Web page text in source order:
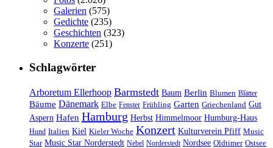
Galerien (575)
Gedichte (235)
Geschichten (323)
Konzerte (251)
Schlagwörter
Arboretum Ellerhoop Barmstedt Baum Berlin Blumen Blätter
Bäume Dänemark Elbe Fenster Frühling Garten Griechenland Gut
Aspern Hafen Hamburg Herbst Himmelmoor Humburg-Haus
Hund Italien Kiel Kieler Woche Konzert Kulturverein Pfiff Music
Star Music Star Norderstedt Nebel Norderstedt Nordsee Oldtimer Ostsee